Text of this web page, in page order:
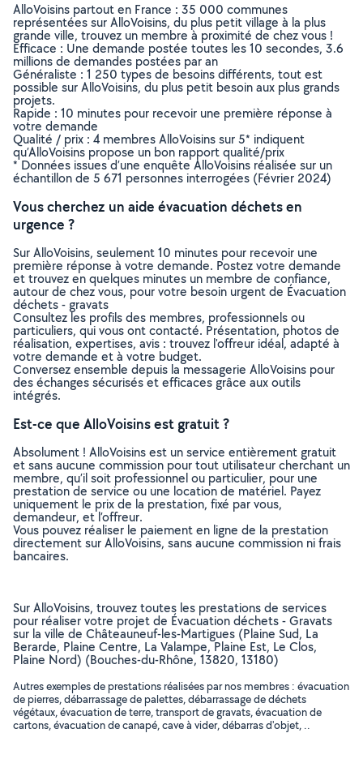
AlloVoisins partout en France : 35 000 communes
représentées sur AlloVoisins, du plus petit village à la plus
grande ville, trouvez un membre à proximité de chez vous !
Efficace : Une demande postée toutes les 10 secondes, 3.6
millions de demandes postées par an
Généraliste : 1 250 types de besoins différents, tout est
possible sur AlloVoisins, du plus petit besoin aux plus grands
projets.
Rapide : 10 minutes pour recevoir une première réponse à
votre demande
Qualité / prix : 4 membres AlloVoisins sur 5* indiquent
qu’AlloVoisins propose un bon rapport qualité/prix
* Données issues d’une enquête AlloVoisins réalisée sur un
échantillon de 5 671 personnes interrogées (Février 2024)
Vous cherchez un aide évacuation déchets en
urgence ?
Sur AlloVoisins, seulement 10 minutes pour recevoir une
première réponse à votre demande. Postez votre demande
et trouvez en quelques minutes un membre de confiance,
autour de chez vous, pour votre besoin urgent de Évacuation
déchets - gravats
Consultez les profils des membres, professionnels ou
particuliers, qui vous ont contacté. Présentation, photos de
réalisation, expertises, avis : trouvez l'offreur idéal, adapté à
votre demande et à votre budget.
Conversez ensemble depuis la messagerie AlloVoisins pour
des échanges sécurisés et efficaces grâce aux outils
intégrés.
Est-ce que AlloVoisins est gratuit ?
Absolument ! AlloVoisins est un service entièrement gratuit
et sans aucune commission pour tout utilisateur cherchant un
membre, qu’il soit professionnel ou particulier, pour une
prestation de service ou une location de matériel. Payez
uniquement le prix de la prestation, fixé par vous,
demandeur, et l’offreur.
Vous pouvez réaliser le paiement en ligne de la prestation
directement sur AlloVoisins, sans aucune commission ni frais
bancaires.
Sur AlloVoisins, trouvez toutes les prestations de services
pour réaliser votre projet de Évacuation déchets - Gravats
sur la ville de Châteauneuf-les-Martigues (Plaine Sud, La
Berarde, Plaine Centre, La Valampe, Plaine Est, Le Clos,
Plaine Nord) (Bouches-du-Rhône, 13820, 13180)
Autres exemples de prestations réalisées par nos membres : évacuation
de pierres, débarrassage de palettes, débarrassage de déchets
végétaux, évacuation de terre, transport de gravats, évacuation de
cartons, évacuation de canapé, cave à vider, débarras d'objet, ..